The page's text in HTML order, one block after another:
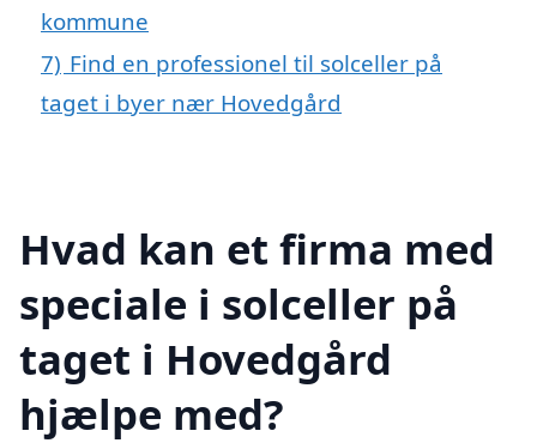
kommune
7) Find en professionel til solceller på
taget i byer nær Hovedgård
Hvad kan et firma med
speciale i solceller på
taget i Hovedgård
hjælpe med?